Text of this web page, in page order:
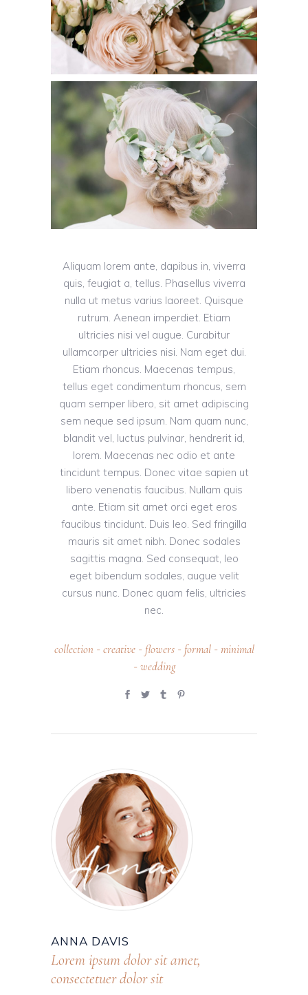
Aliquam lorem ante, dapibus in, viverra
quis, feugiat a, tellus. Phasellus viverra
nulla ut metus varius laoreet. Quisque
rutrum. Aenean imperdiet. Etiam
ultricies nisi vel augue. Curabitur
ullamcorper ultricies nisi. Nam eget dui.
Etiam rhoncus. Maecenas tempus,
tellus eget condimentum rhoncus, sem
quam semper libero, sit amet adipiscing
sem neque sed ipsum. Nam quam nunc,
blandit vel, luctus pulvinar, hendrerit id,
lorem. Maecenas nec odio et ante
tincidunt tempus. Donec vitae sapien ut
libero venenatis faucibus. Nullam quis
ante. Etiam sit amet orci eget eros
faucibus tincidunt. Duis leo. Sed fringilla
mauris sit amet nibh. Donec sodales
sagittis magna. Sed consequat, leo
eget bibendum sodales, augue velit
cursus nunc. Donec quam felis, ultricies
nec.
collection - creative- flowers- formal- minimal
- wedding
ANNA DAVIS
Lorem ipsum dolor sit amet,
consectetuer dolor sit